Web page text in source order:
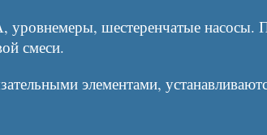
шестеренчатые насосы.
смеси.
элементами,